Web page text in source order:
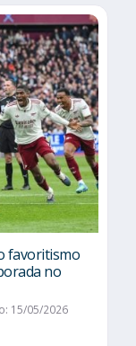
favoritismo
no
15/05/2026